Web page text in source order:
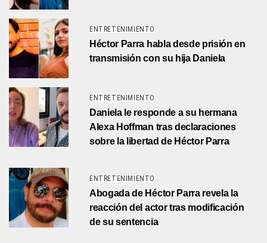
ENTRETENIMIENTO
Héctor Parra habla desde prisión en
transmisión con su hija Daniela
ENTRETENIMIENTO
Daniela le responde a su hermana
Alexa Hoffman tras declaraciones
sobre la libertad de Héctor Parra
ENTRETENIMIENTO
Abogada de Héctor Parra revela la
reacción del actor tras modificación
de su sentencia